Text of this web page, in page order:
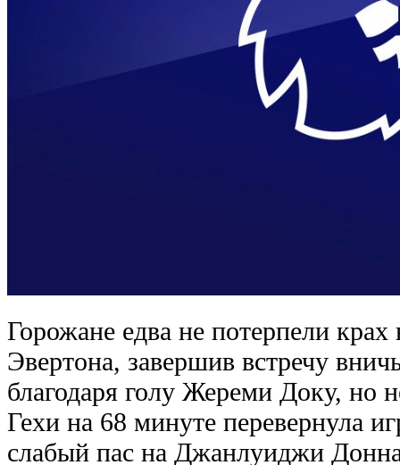
Горожане едва не потерпели
Эвертона, завершив встречу
благодаря голу Жереми Доку, но
Гехи на 68 минуте перевернула
слабый пас на Джанлуиджи